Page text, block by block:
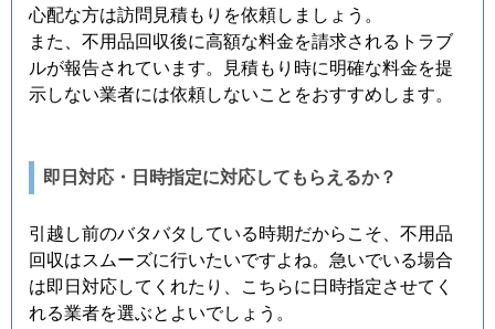
心配な方は訪問見積もりを依頼しましょう。
また、不用品回収後に高額な料金を請求されるトラブ
ルが報告されています。見積もり時に明確な料金を提
示しない業者には依頼しないことをおすすめします。
即日対応・日時指定に対応してもらえるか？
引越し前のバタバタしている時期だからこそ、不用品
回収はスムーズに行いたいですよね。急いでいる場合
は即日対応してくれたり、こちらに日時指定させてく
れる業者を選ぶとよいでしょう。